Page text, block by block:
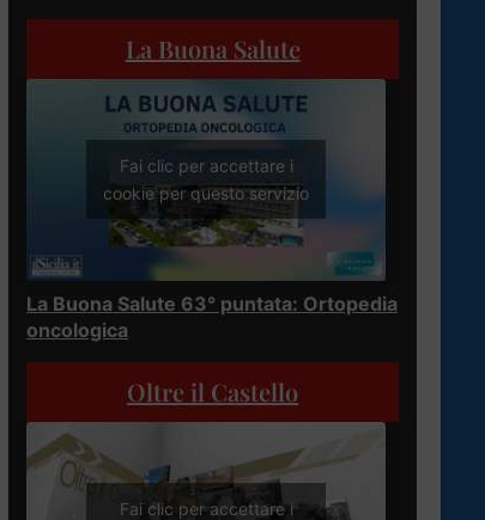
La Buona Salute
Fai clic per accettare i
cookie per questo servizio
La Buona Salute 63° puntata: Ortopedia
oncologica
Oltre il Castello
Fai clic per accettare i